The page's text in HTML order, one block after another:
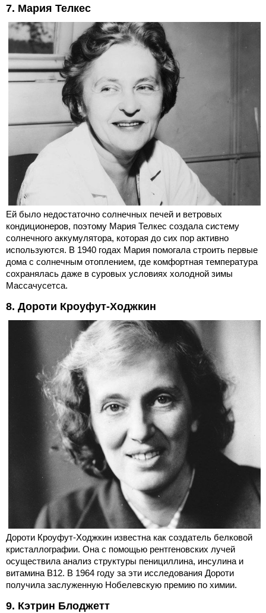
7. Мария Телкес
Ей было недостаточно солнечных печей и ветровых
кондиционеров, поэтому Мария Телкес создала систему
солнечного аккумулятора, которая до сих пор активно
используются. В 1940 годах Мария помогала строить первые
дома с солнечным отоплением, где комфортная температура
сохранялась даже в суровых условиях холодной зимы
Массачусетса.
8. Дороти Кроуфут-Ходжкин
Дороти Кроуфут-Ходжкин известна как создатель белковой
кристаллографии. Она с помощью рентгеновских лучей
осуществила анализ структуры пенициллина, инсулина и
витамина В12. В 1964 году за эти исследования Дороти
получила заслуженную Нобелевскую премию по химии.
9. Кэтрин Блоджетт